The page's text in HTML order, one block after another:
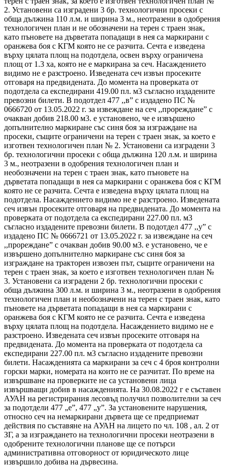
2. Установени са изградени 3 бр. технологични просеки с
обща дължина 110 л.м. и ширина 3 м., неотразени в одобрения
технологичен план и не обозначени на терен с траен знак,
като пъновете на дърветата попадащи в нея са маркирани с
оранжева боя с КГМ която не се разчита. Сечта е изведена
върху цялата площ на подотдела, освен върху ограничена
площ от 1.3 ха, която не е маркирана за сеч. Насаждението
видимо не е разстроено. Изведената сеч извън просеките
отговаря на предвидената. До момента на проверката от
подотдела са експедирани 419.00 пл. м3 съгласно издадените
превозни билети. В подотдел 477 ,,в” с издадено ПС №
0666720 от 13.05.2022 г. за извеждане на сеч ,,прореждане” с
очакван добив 218.00 м3. е установено, че е извършено
допълнително маркиране със синя боя за изграждане на
просеки, същите ограничени на терен с траен знак, за което е
изготвен технологичен план № 2. Установени са изградени 3
бр. технологични просеки с обща дължина 120 л.м. и ширина
3 м., неотразени в одобрения технологичен план и
необозначени на терен с траен знак, като пъновете на
дърветата попадащи в нея са маркирани с оранжева боя с КГМ
която не се разчита. Сечта е изведена върху цялата площ на
подотдела. Насаждението видимо не е разстроено. Изведената
сеч извън просеките отговаря на предвидената. До момента на
проверката от подотдела са експедирани 227.00 пл. м3
съгласно издадените превозни билети. В подотдел 477 ,,у” с
издадено ПС № 0666721 от 13.05.2022 г. за извеждане на сеч
,,прореждане” с очакван добив 90.00 м3. е установено, че е
извършено допълнително маркиране със синя боя за
изграждане на тракторен извозен път, същите ограничени на
терен с траен знак, за което е изготвен технологичен план №
3. Установени са изградени 2 бр. технологични просеки с
обща дължина 300 л.м. и ширина 3 м., неотразени в одобрения
технологичен план и необозначени на терен с траен знак, като
пъновете на дърветата попадащи в нея са маркирани с
оранжева боя с КГМ която не се разчита. Сечта е изведена
върху цялата площ на подотдела. Насаждението видимо не е
разстроено. Изведената сеч извън просеките отговаря на
предвидената. До момента на проверката от подотдела са
експедирани 227.00 пл. м3 съгласно издадените превозни
билети. Насажденията са маркирани за сеч с 4 броя контролни
горски марки, номерата на които не се разчитат. По време на
извършване на проверките не са установени лица
извършващи добив в насажденията. На 30.08.2022 г е съставен
АУАН на регистрирания лесовъд получил позволителни за сеч
за подотдели 477 „е”, 477 „у”. За установените нарушения,
относно сеч на немаркирани дървета ще се предприемат
действия по съставяне на АУАН на лицето по чл. 108 , ал. 2 от
ЗГ, а за изграждането на технологични просеки неотразени в
одобрените технологични планове ще се потърси
административна отговорност от юридическото лице
извършило добива на дървесина.